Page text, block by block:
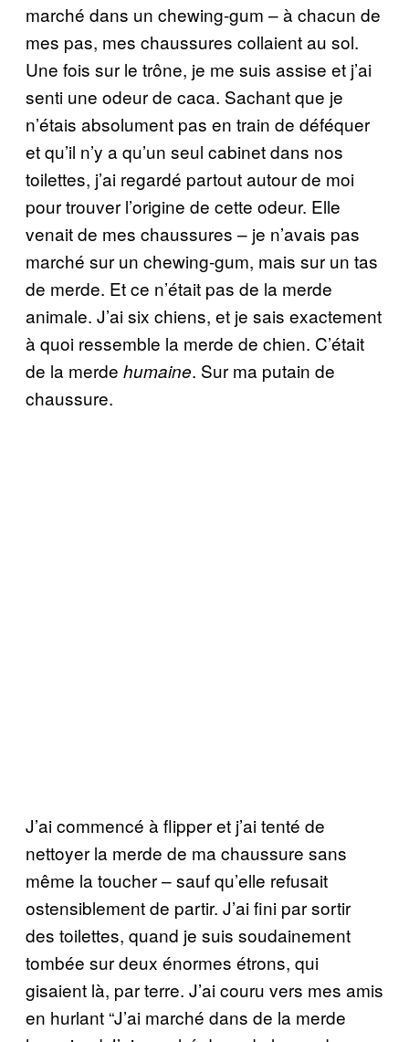
marché dans un chewing-gum – à chacun de
mes pas, mes chaussures collaient au sol.
Une fois sur le trône, je me suis assise et j’ai
senti une odeur de caca. Sachant que je
n’étais absolument pas en train de déféquer
et qu’il n’y a qu’un seul cabinet dans nos
toilettes, j’ai regardé partout autour de moi
pour trouver l’origine de cette odeur. Elle
venait de mes chaussures – je n’avais pas
marché sur un chewing-gum, mais sur un tas
de merde. Et ce n’était pas de la merde
animale. J’ai six chiens, et je sais exactement
à quoi ressemble la merde de chien. C’était
de la merde humaine. Sur ma putain de
chaussure.
J’ai commencé à flipper et j’ai tenté de
nettoyer la merde de ma chaussure sans
même la toucher – sauf qu’elle refusait
ostensiblement de partir. J’ai fini par sortir
des toilettes, quand je suis soudainement
tombée sur deux énormes étrons, qui
gisaient là, par terre. J’ai couru vers mes amis
en hurlant “J’ai marché dans de la merde